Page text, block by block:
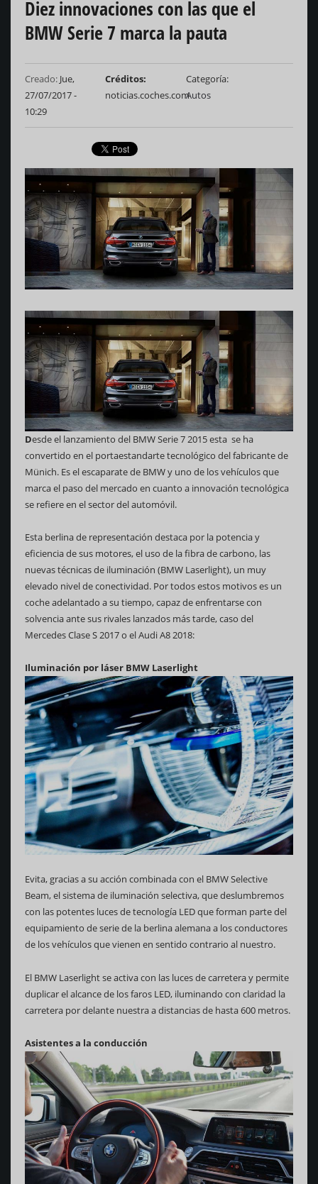
Diez innovaciones con las que el
BMW Serie 7 marca la pauta
Creado: Jue,
27/07/2017 -
10:29
Créditos
noticias.coches.com
Categoría
Autos
Desde el lanzamiento del BMW Serie 7 2015 esta se ha
convertido en el portaestandarte tecnológico del fabricante de
Münich. Es el escaparate de BMW y uno de los vehículos que
marca el paso del mercado en cuanto a innovación tecnológica
se refiere en el sector del automóvil.
Esta berlina de representación destaca por la potencia y
eficiencia de sus motores, el uso de la fibra de carbono, las
nuevas técnicas de iluminación (BMW Laserlight), un muy
elevado nivel de conectividad. Por todos estos motivos es un
coche adelantado a su tiempo, capaz de enfrentarse con
solvencia ante sus rivales lanzados más tarde, caso del
Mercedes Clase S 2017 o el Audi A8 2018:
Iluminación por láser BMW Laserlight
Evita, gracias a su acción combinada con el BMW Selective
Beam, el sistema de iluminación selectiva, que deslumbremos
con las potentes luces de tecnología LED que forman parte del
equipamiento de serie de la berlina alemana a los conductores
de los vehículos que vienen en sentido contrario al nuestro.
El BMW Laserlight se activa con las luces de carretera y permite
duplicar el alcance de los faros LED, iluminando con claridad la
carretera por delante nuestra a distancias de hasta 600 metros.
Asistentes a la conducción